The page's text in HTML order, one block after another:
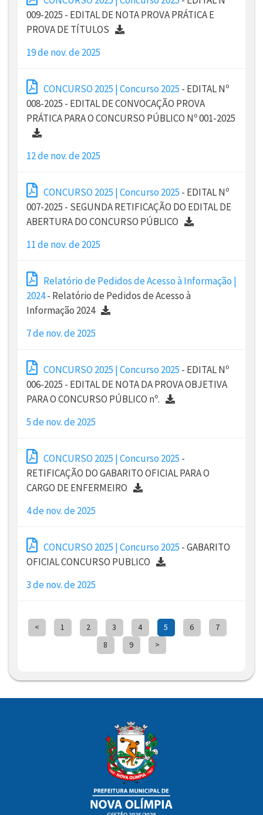
009-2025 - EDITAL DE NOTA PROVA PRÁTICA E
PROVA DE TÍTULOS
19 de nov. de 2025
CONCURSO 2025 | Concurso 2025 - EDITAL Nº
008-2025 - EDITAL DE CONVOCAÇÃO PROVA
PRÁTICA PARA O CONCURSO PÚBLICO Nº 001-2025
12 de nov. de 2025
CONCURSO 2025 | Concurso 2025 - EDITAL Nº
007-2025 - SEGUNDA RETIFICAÇÃO DO EDITAL DE
ABERTURA DO CONCURSO PÚBLICO
11 de nov. de 2025
Relatório de Pedidos de Acesso à Informação |
2024- Relatório de Pedidos de Acesso à
Informação 2024
7 de nov. de 2025
CONCURSO 2025 | Concurso 2025 - EDITAL Nº
006-2025 - EDITAL DE NOTA DA PROVA OBJETIVA
PARA O CONCURSO PÚBLICO nº.
5 de nov. de 2025
CONCURSO 2025 | Concurso 2025 -
RETIFICAÇÃO DO GABARITO OFICIAL PARA O
CARGO DE ENFERMEIRO
4 de nov. de 2025
CONCURSO 2025 | Concurso 2025 - GABARITO
OFICIAL CONCURSO PUBLICO
3 de nov. de 2025
< 1 2 3 4 5 6
7
8
9 >